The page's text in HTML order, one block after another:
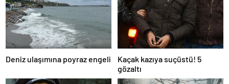
Deniz ulaşımına poyraz engeli
Kaçak kazıya suçüstü! 5
gözaltı